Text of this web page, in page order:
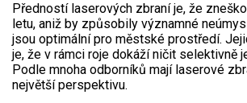
Předností laserových zbraní je, že
letu, aniž by způsobily významné
jsou optimální pro městské prostředí.
je, že v rámci roje dokáží ničit selektivně
Podle mnoha odborníků mají laserové
největší perspektivu.